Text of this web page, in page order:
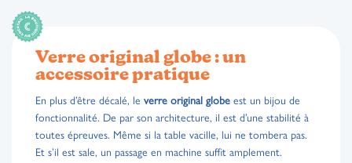
Verre original globe : un
accessoire pratique
En plus d’être décalé, le verre original globe est un bijou de
fonctionnalité. De par son architecture, il est d’une stabilité à
toutes épreuves. Même si la table vacille, lui ne tombera pas.
Et s’il est sale, un passage en machine suffit amplement.